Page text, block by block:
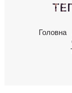
Головна